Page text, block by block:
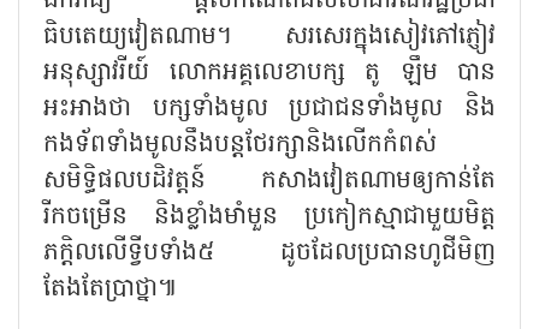
ធិបតេយ្យវៀតណាម។ សរសេរក្នុងសៀវភៅភ្ញៀវ
អនុស្សាវរីយ៍ លោកអគ្គលេខាបក្ស តូ ឡឹម បាន
អះអាងថា បក្សទាំងមូល ប្រជាជនទាំងមូល និង
កងទ័ពទាំងមូលនឹងបន្តថែរក្សានិងលើកកំពស់
សមិទ្ធិផលបដិវត្តន៍ កសាងវៀតណាមឲ្យកាន់តែ
រីកចម្រើន និងខ្លាំងមាំមួន ប្រកៀកស្មាជាមួយមិត្ត
ភក្តិលលើទ្វីបទាំង៥ ដូចដែលប្រធានហូជីមិញ
តែងតែប្រាថ្នា៕